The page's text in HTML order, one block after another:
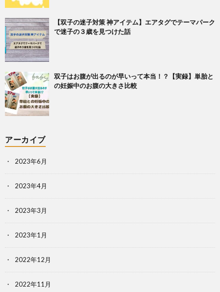
【双子の迷子対策 神アイテム】エアタグでテーマパーク
で迷子の３歳を見つけた話
双子はお腹が出るのが早いって本当！？【実録】単胎と
の妊娠中のお腹の大きさ比較
アーカイブ
2023年6月
2023年4月
2023年3月
2023年1月
2022年12月
2022年11月